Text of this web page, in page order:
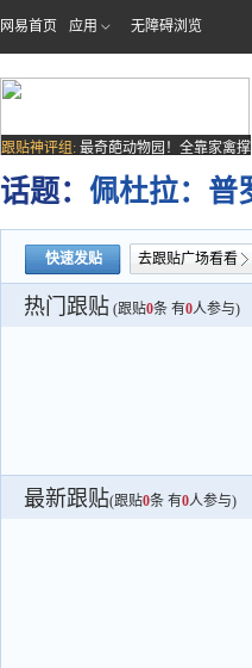
网易首页 应用 无障碍浏览
跟贴神评组: 最奇葩动物园！全靠家禽撑
场子
话题： 佩杜拉：普
快速发贴 去跟贴广场看看
热门跟贴 (跟贴0条 有0人参与)
最新跟贴(跟贴0条 有0人参与)